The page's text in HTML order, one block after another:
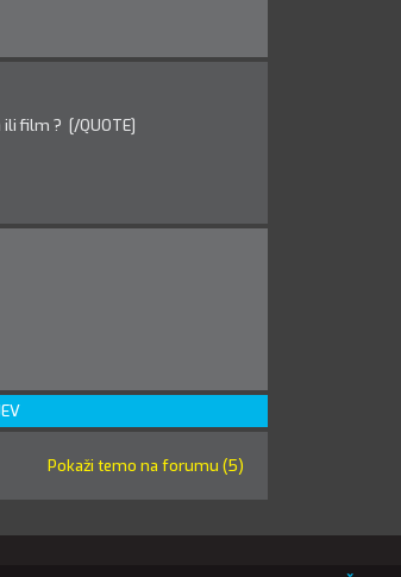
ili film ? [/QUOTE]
Pokaži temo na forumu (5)